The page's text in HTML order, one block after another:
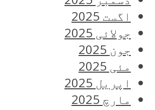
اگست 2025
جولائی 2025
جون 2025
مئی 2025
اپریل 2025
مارچ 2025